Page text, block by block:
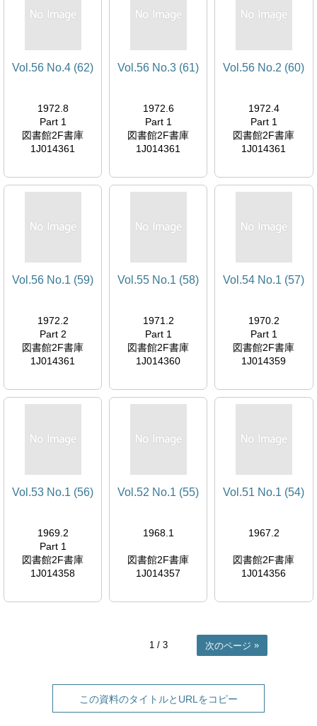
Vol.56 No.4 (62)
1972.8
Part 1
図書館2F書庫
1J014361
Vol.56 No.3 (61)
1972.6
Part 1
図書館2F書庫
1J014361
Vol.56 No.2 (60)
1972.4
Part 1
図書館2F書庫
1J014361
Vol.56 No.1 (59)
1972.2
Part 2
図書館2F書庫
1J014361
Vol.55 No.1 (58)
1971.2
Part 1
図書館2F書庫
1J014360
Vol.54 No.1 (57)
1970.2
Part 1
図書館2F書庫
1J014359
Vol.53 No.1 (56)
1969.2
Part 1
図書館2F書庫
1J014358
Vol.52 No.1 (55)
1968.1
図書館2F書庫
1J014357
Vol.51 No.1 (54)
1967.2
図書館2F書庫
1J014356
1 / 3 次のページ
この資料のタイトルとURLをコピー